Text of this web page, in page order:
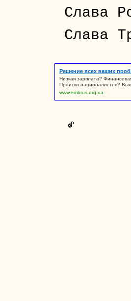
Слава
Слава
Решение всех ваших
Низкая зарплата?
Происки националистов?
www.embrus.org.ua